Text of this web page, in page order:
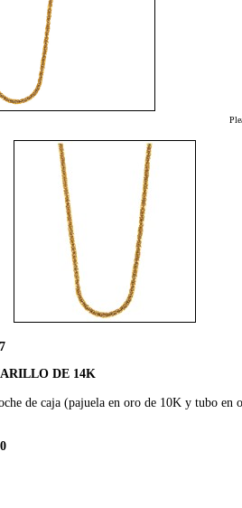
DE 14K
de caja (pajuela en oro de 10K y tubo